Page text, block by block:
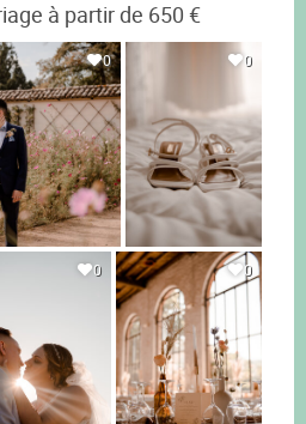
à partir de 650 €
0 0
0 0